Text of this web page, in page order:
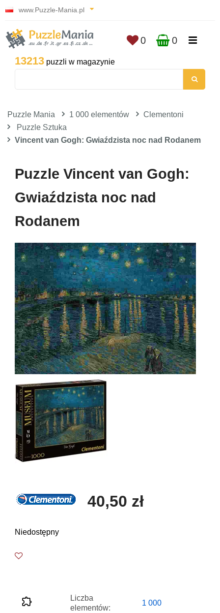
www.Puzzle-Mania.pl
13213 puzzli w magazynie
0 0
Puzzle Mania 1 000 elementów
Clementoni
Puzzle Sztuka
Vincent van Gogh: Gwiaździsta noc nad Rodanem
Puzzle Vincent van Gogh:
Gwiaździsta noc nad
Rodanem
40,50 zł
Niedostępny
Liczba
elementów:
1 000